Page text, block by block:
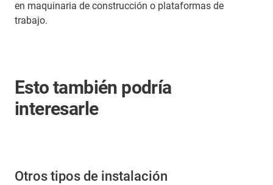
en maquinaria de construcción o plataformas de
trabajo.
Esto también podría
interesarle
Otros tipos de instalación